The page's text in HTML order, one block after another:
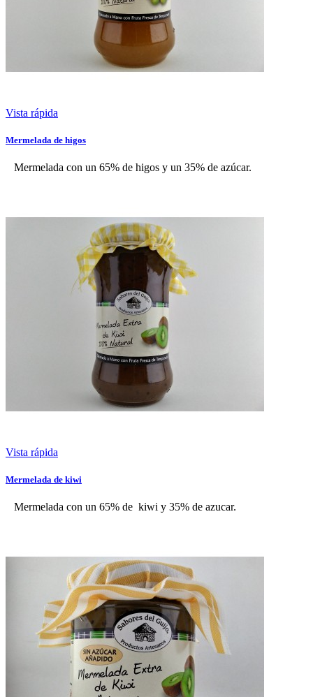
Vista rápida
Mermelada de higos
Mermelada con un 65% de higos y un 35% de azúcar.
Vista rápida
Mermelada de kiwi
Mermelada con un 65% de kiwi y 35% de azucar.